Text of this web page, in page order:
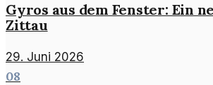
Gyros aus dem Fenster: Ein
Zittau
29. Juni 2026
08